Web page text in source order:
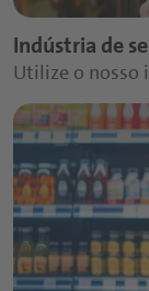
Indústria de
Utilize o nosso